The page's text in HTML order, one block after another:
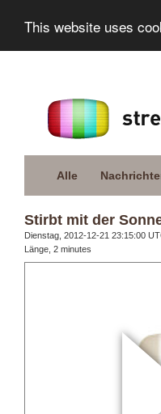
This website uses
Alle
Stirbt mit der
Dienstag, 2012-12-21 23:15:00
Länge, 2 minutes